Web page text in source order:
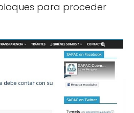
para proceder